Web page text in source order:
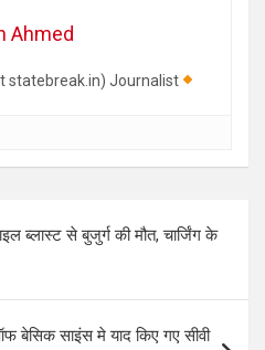
Ahmed
statebreak.in) Journalist
ब्लास्ट से बुजुर्ग की मौत, चार्जिंग के
बेसिक साइंस मे याद किए गए सीवी